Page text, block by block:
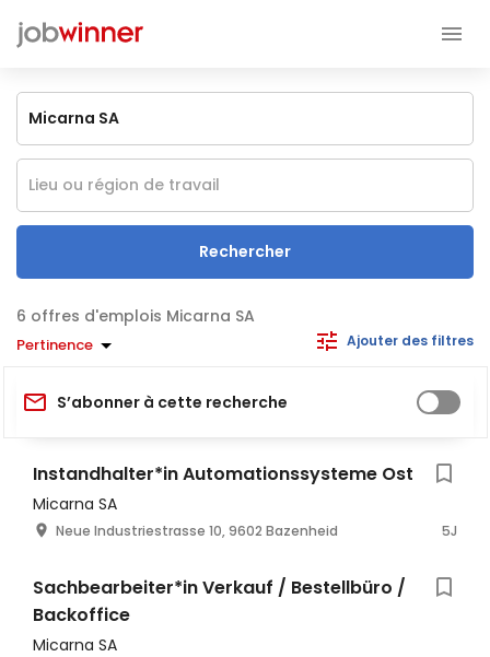
Rechercher
offres d'emplois Micarna SA
Pertinence Ajouter des filtres
S’abonner à cette recherche
Instandhalter*in Automationssysteme Ost
Micarna SA
Neue Industriestrasse 10, 9602 Bazenheid 5J
Sachbearbeiter*in Verkauf / Bestellbüro /
Backoffice
Micarna SA